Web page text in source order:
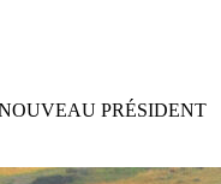
PRÉSIDENT